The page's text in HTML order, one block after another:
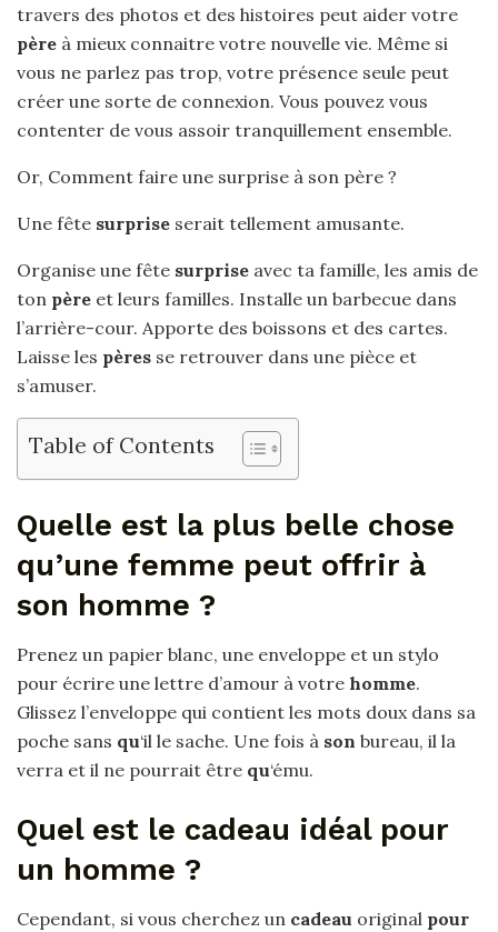
travers des photos et des histoires peut aider votre
père à mieux connaitre votre nouvelle vie. Même si
vous ne parlez pas trop, votre présence seule peut
créer une sorte de connexion. Vous pouvez vous
contenter de vous assoir tranquillement ensemble.
Or, Comment faire une surprise à son père ?
Une fête surprise serait tellement amusante.
Organise une fête surprise avec ta famille, les amis de
ton père et leurs familles. Installe un barbecue dans
l’arrière-cour. Apporte des boissons et des cartes.
Laisse les pères se retrouver dans une pièce et
s’amuser.
Table of Contents
Quelle est la plus belle chose
qu’une femme peut offrir à
son homme ?
Prenez un papier blanc, une enveloppe et un stylo
pour écrire une lettre d’amour à votre homme.
Glissez l’enveloppe qui contient les mots doux dans sa
poche sans qu‘il le sache. Une fois à son bureau, il la
verra et il ne pourrait être qu‘ému.
Quel est le cadeau idéal pour
un homme ?
Cependant, si vous cherchez un cadeau original pour